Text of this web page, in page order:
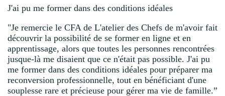
J'ai pu me former dans des conditions idéales
"Je remercie le CFA de L'atelier des Chefs de m'avoir fait
découvrir la possibilité de se former en ligne et en
apprentissage, alors que toutes les personnes rencontrées
jusque-là me disaient que ce n'était pas possible. J'ai pu
me former dans des conditions idéales pour préparer ma
reconversion professionnelle, tout en bénéficiant d'une
souplesse rare et précieuse pour gérer ma vie de famille.”